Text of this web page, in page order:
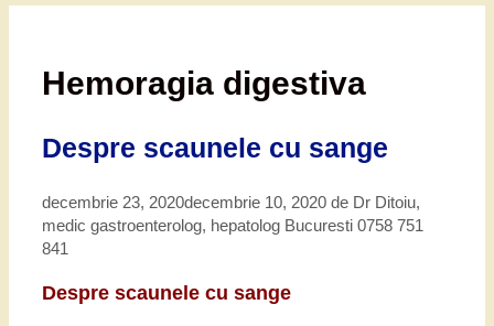
Hemoragia digestiva
Despre scaunele cu sange
decembrie 23, 2020decembrie 10, 2020 de Dr Ditoiu,
medic gastroenterolog, hepatolog Bucuresti 0758 751
841
Despre scaunele cu sange